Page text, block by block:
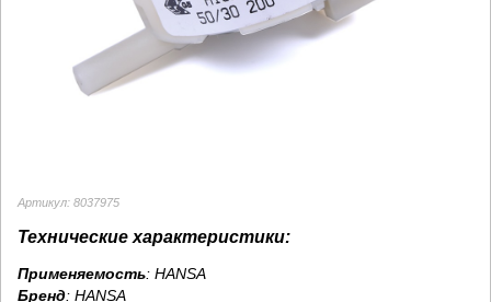
Артикул: 8037975
Технические характеристики:
Применяемость: HANSA
Бренд: HANSA